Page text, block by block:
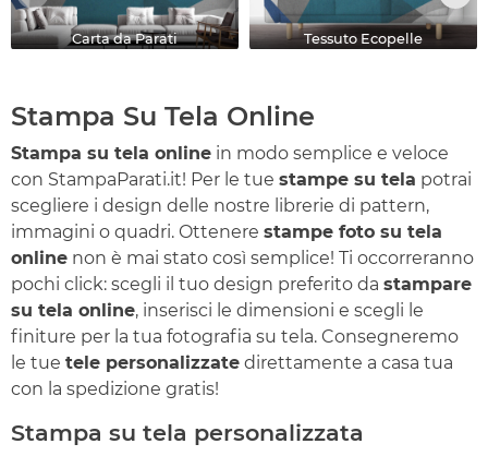
Carta da Parati Tessuto Ecopelle
Stampa Su Tela Online
Stampa su tela online in modo semplice e veloce
con StampaParati.it! Per le tue stampe su tela potrai
scegliere i design delle nostre librerie di pattern,
immagini o quadri. Ottenere stampe foto su tela
online non è mai stato così semplice! Ti occorreranno
pochi click: scegli il tuo design preferito da stampare
su tela online, inserisci le dimensioni e scegli le
finiture per la tua fotografia su tela. Consegneremo
le tue tele personalizzate direttamente a casa tua
con la spedizione gratis!
Stampa su tela personalizzata